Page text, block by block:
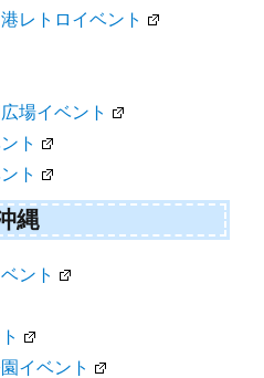
レトロイベント
場イベント
ト
ト
縄
ント
イベント